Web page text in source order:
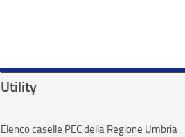
Utility
Elenco caselle PEC della Regione Umbria